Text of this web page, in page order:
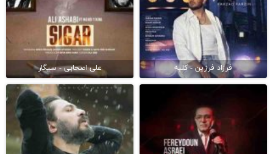
فرزاد فرزین - کلبه علی اصحابی - سیگار